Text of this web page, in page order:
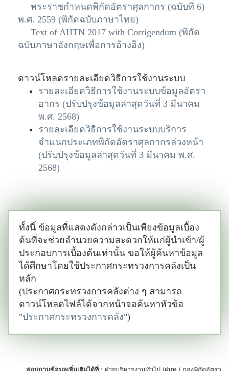
พระราชกำหนดพิกัดอัตราศุลกากร (ฉบับที่ 6)
พ.ศ. 2559 (พิกัดฉบับภาษาไทย)
Text of AHTN 2017 with Corrigendum (พิกัด
ฉบับภาษาอังกฤษเพื่อการอ้างอิง)
ดาวน์โหลดรายละเอียดวิธีการใช้งานระบบ
รายละเอียดวิธีการใช้งานระบบข้อมูลอัตรา
อากร (ปรับปรุงข้อมูลล่าสุดวันที่ 3 มีนาคม
พ.ศ. 2568)
รายละเอียดวิธีการใช้งานระบบบริการ
จำแนกประเภทพิกัดอัตราศุลกากรล่วงหน้า
(ปรับปรุงข้อมูลล่าสุดวันที่ 3 มีนาคม พ.ศ.
2568)
ทั้งนี้ ข้อมูลที่แสดงดังกล่าวเป็นเพียงข้อมูลเบื้อง
ต้นที่จะช่วยอำนวยความสะดวกให้แก่ผู้นำเข้า/ผู้
ประกอบการเบื้องต้นเท่านั้น ขอให้ผู้ค้นหาข้อมูล
ได้ศึกษาโดยใช้ประกาศกระทรวงการคลังเป็น
หลัก
(ประกาศกระทรวงการคลังต่าง ๆ สามารถ
ดาวน์โหลดไฟล์ได้จากหน้าจอค้นหาหัวข้อ
"ประกาศกระทรวงการคลัง")